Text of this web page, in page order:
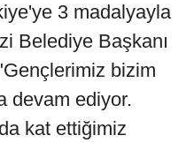
3 madalyayla
Belediye Başkanı
bizim
devam ediyor.
kat ettiğimiz